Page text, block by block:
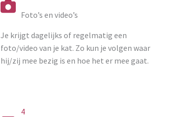
Foto’s en video’s
Je krijgt dagelijks of regelmatig een
foto/video van je kat. Zo kun je volgen waar
hij/zij mee bezig is en hoe het er mee gaat.
4